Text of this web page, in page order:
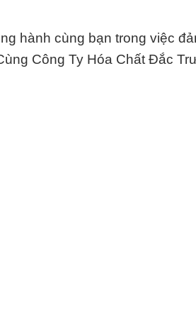
hành cùng bạn trong việc
Công Ty Hóa Chất Đắc